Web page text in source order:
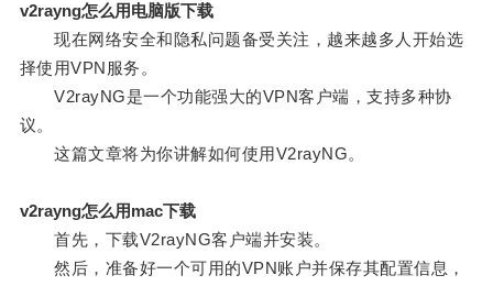
v2rayng怎么用电脑版下载
现在网络安全和隐私问题备受关注，越来越多人开始选
择使用VPN服务。
V2rayNG是一个功能强大的VPN客户端，支持多种协
议。
这篇文章将为你讲解如何使用V2rayNG。
v2rayng怎么用mac下载
首先，下载V2rayNG客户端并安装。
然后，准备好一个可用的VPN账户并保存其配置信息，